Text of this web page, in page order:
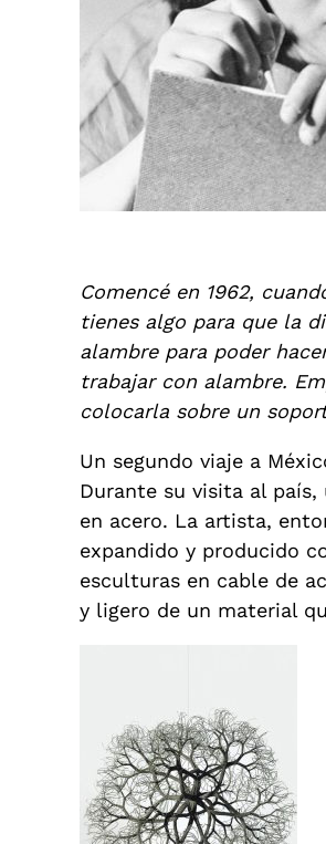
Comencé en 1962,
tienes algo para que la
alambre para poder
trabajar con alambre.
colocarla sobre un
Un segundo viaje a
Durante su visita al
en acero. La artista,
expandido y producido
esculturas en cable de
y ligero de un material